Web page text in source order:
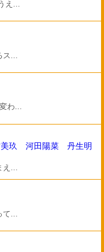
え...
ス...
わ...
美玖 河田陽菜 丹生明
え...
て...